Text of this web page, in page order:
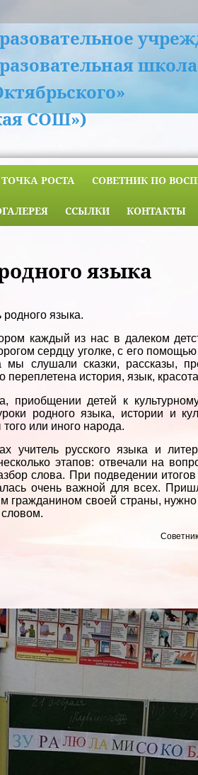
школа
СОШ»)
ТОЧКА РОСТА СОВЕТНИК ПО
ССЫЛКИ КОНТАКТЫ
языка
языка.
каждый из нас в далеком
сердцу уголке, с его
мы слушали сказки, рассказы,
история, язык,
приобщении детей к
родного языка, истории и
или иного народа.
учитель русского языка и
этапов: отвечали на
слова. При подведении
очень важной для всех.
гражданином своей страны, нужно